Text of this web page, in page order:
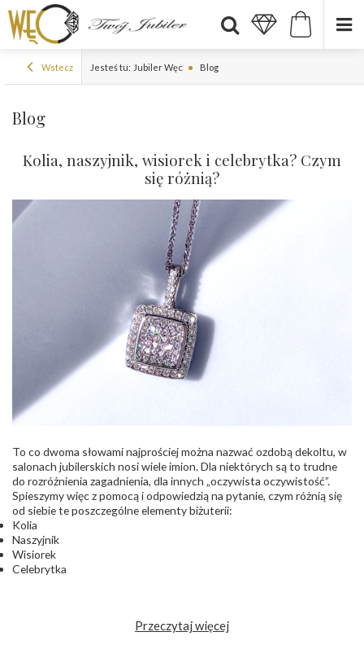
Wstecz Jesteś tu: Jubiler Węc Blog
Blog
Kolia, naszyjnik, wisiorek i celebrytka? Czym
się różnią?
To co dwoma słowami najprościej można nazwać ozdobą dekoltu, w
salonach jubilerskich nosi wiele imion. Dla niektórych są to trudne
do rozróżnienia zagadnienia, dla innych „oczywista oczywistość”.
Spieszymy więc z pomocą i odpowiedzią na pytanie, czym różnią się
od siebie te poszczególne elementy biżuterii:
Kolia
Naszyjnik
Wisiorek
Celebrytka
Przeczytaj więcej